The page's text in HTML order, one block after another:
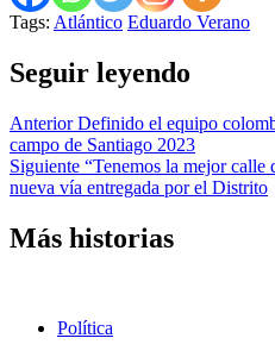
Tags: Atlántico Eduardo Verano
Seguir leyendo
AnteriorDefinido el equipo
campo de Santiago 2023
Siguiente “Tenemos la mejor calle
nueva vía entregada por el Distrito
Más historias
Política